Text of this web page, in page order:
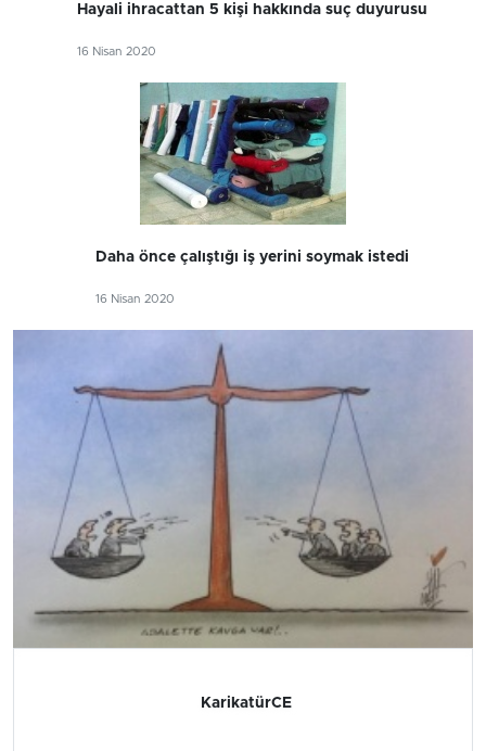
Hayali ihracattan 5 kişi hakkında suç duyurusu
16 Nisan 2020
Daha önce çalıştığı iş yerini soymak istedi
16 Nisan 2020
KarikatürCE